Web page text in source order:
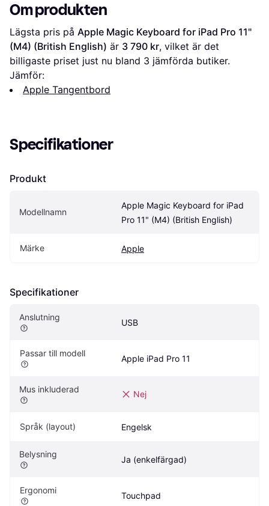
Om produkten
Lägsta pris på Apple Magic Keyboard for iPad Pro 11"
(M4) (British English) är 3 790 kr, vilket är det
billigaste priset just nu bland 3 jämförda butiker.
Jämför:
Apple Tangentbord
Specifikationer
Produkt
Modellnamn
Apple Magic Keyboard for iPad
Pro 11" (M4) (British English)
Märke Apple
Specifikationer
Anslutning
USB
Passar till modell
Apple iPad Pro 11
Mus inkluderad Nej
Språk (layout) Engelsk
Belysning
Ja (enkelfärgad)
Ergonomi
Touchpad